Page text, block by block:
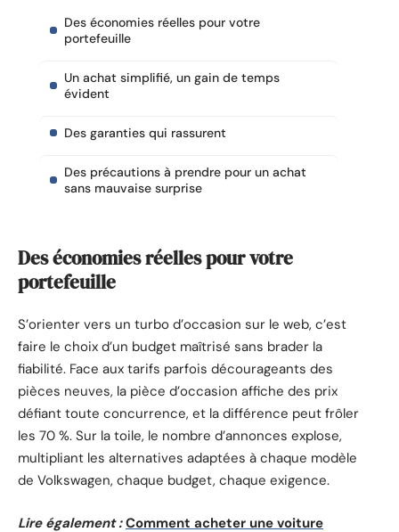
Des économies réelles pour votre
portefeuille
Un achat simplifié, un gain de temps
évident
Des garanties qui rassurent
Des précautions à prendre pour un achat
sans mauvaise surprise
Des économies réelles pour votre
portefeuille
S’orienter vers un turbo d’occasion sur le web, c’est
faire le choix d’un budget maîtrisé sans brader la
fiabilité. Face aux tarifs parfois décourageants des
pièces neuves, la pièce d’occasion affiche des prix
défiant toute concurrence, et la différence peut frôler
les 70 %. Sur la toile, le nombre d’annonces explose,
multipliant les alternatives adaptées à chaque modèle
de Volkswagen, chaque budget, chaque exigence.
Lire également : Comment acheter une voiture